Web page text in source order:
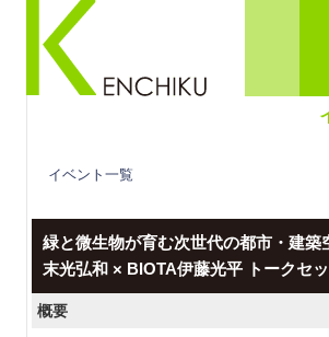
イベント一覧
緑と微生物が育む次世代の都市・建
末光弘和 × BIOTA伊藤光平 トークセ
概要